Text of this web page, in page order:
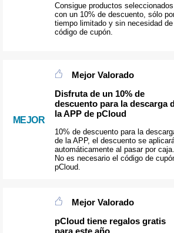
Consigue productos seleccionados
con un 10% de descuento, sólo
tiempo limitado y sin necesidad de
código de cupón.
MEJOR
Mejor Valorado
Disfruta de un 10% de
descuento para la descarga
la APP de pCloud
10% de descuento para la
de la APP, el descuento se
automáticamente al pasar por caja.
No es necesario el código de
pCloud.
Mejor Valorado
pCloud tiene regalos gratis